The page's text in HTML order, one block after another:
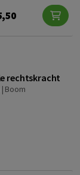
rechtskracht
| Boom